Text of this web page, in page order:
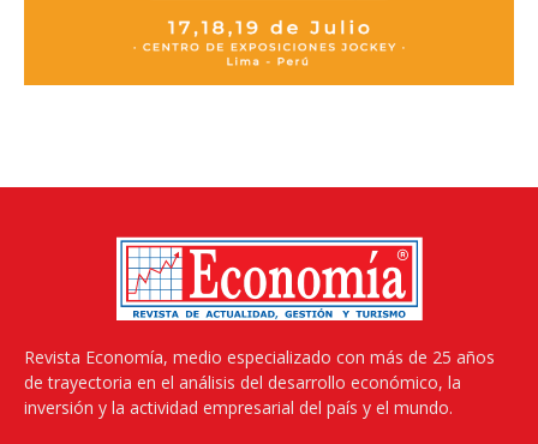
Revista Economía, medio especializado con más de 25 años
de trayectoria en el análisis del desarrollo económico, la
inversión y la actividad empresarial del país y el mundo.